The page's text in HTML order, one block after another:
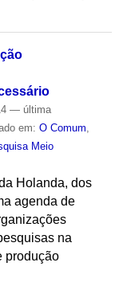
— última
em: O Comum
Meio
Holanda, dos
agenda de
na
produção